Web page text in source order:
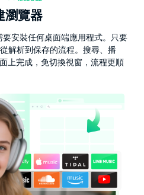
瀏覽器
安裝任何桌面端應用程式。只要
解析到保存的流程。搜尋、播
上完成，免切換視窗，流程更順